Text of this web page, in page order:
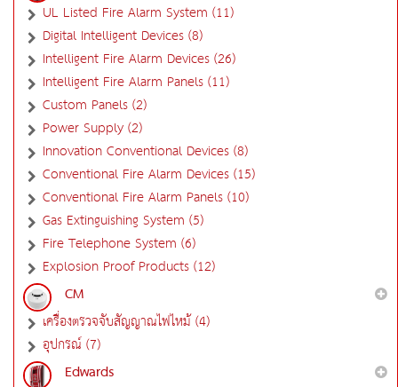
UL Listed Fire Alarm System (11)
Digital Intelligent Devices (8)
Intelligent Fire Alarm Devices (26)
Intelligent Fire Alarm Panels (11)
Custom Panels (2)
Power Supply (2)
Innovation Conventional Devices (8)
Conventional Fire Alarm Devices (15)
Conventional Fire Alarm Panels (10)
Gas Extinguishing System (5)
Fire Telephone System (6)
Explosion Proof Products (12)
CM
เครื่องตรวจจับสัญญาณไฟไหม้ (4)
อุปกรณ์ (7)
Edwards